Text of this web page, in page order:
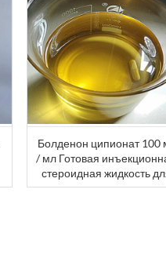
Болденон ципионат 100
/ мл Готовая
стероидная жидкость
продажи